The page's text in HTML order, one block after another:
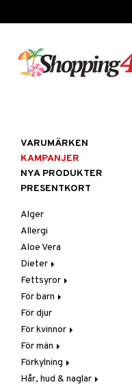
VARUMÄRKEN
KAMPANJER
NYA PRODUKTER
PRESENTKORT
Alger
Allergi
Aloe Vera
Dieter
Glutenintolerans
LCHF
Raw Food
Fettsyror
Marina fettsyror
Veg fettsyror
För barn
Fettsyror
Hudvård
Vitamin & mineral
För djur
För kvinnor
Graviditet & amning
Klimakterie & PMS
Näringstillskott
För män
Näringstillskott
Övriga
Förkylning
C-vitamin
Hår, hud & naglar